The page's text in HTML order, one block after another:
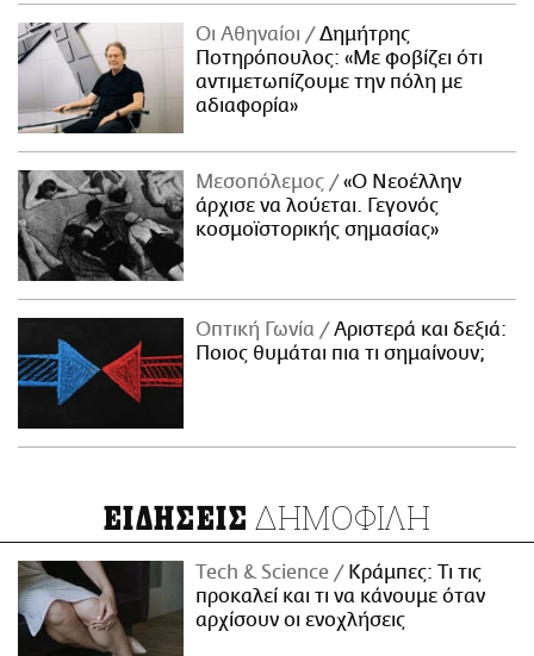
Οι Αθηναίοι
Δημήτρης
Ποτηρόπουλος: «Με φοβίζει ότι
αντιμετωπίζουμε την πόλη με
αδιαφορία»
Μεσοπόλεμος
«Ο Νεοέλλην
άρχισε να λούεται. Γεγονός
κοσμοϊστορικής σημασίας»
Οπτική Γωνία
Αριστερά και δεξιά:
Ποιος θυμάται πια τι σημαίνουν;
ΕΙΔΗΣΕΙΣ ΔΗΜΟΦΙΛΗ
Τech & Science
Κράμπες: Τι τις
προκαλεί και τι να κάνουμε όταν
αρχίσουν οι ενοχλήσεις